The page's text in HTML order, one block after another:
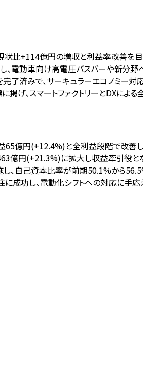
比+114億円の増収と利益率改善を目
電動車向け高電圧バスバーや新分野
済みで、サーキュラーエコノミー対
、スマートファクトリーとDXによる
億円(+12.4%)と全利益段階で改善し
億円(+21.3%)に拡大し収益牽引役と
自己資本比率が前期50.1%から
功し、電動化シフトへの対応に手応